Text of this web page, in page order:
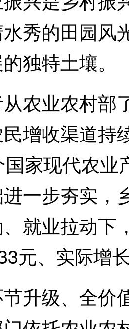
秀的田园风
独特土壤。
业农村部
增收渠道持
家现代农业
一步夯实，
就业拉动下
元、实际增
级、全价